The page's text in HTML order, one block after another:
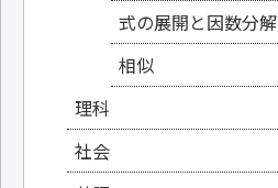
式の展開と因数分解
相似
理科
社会